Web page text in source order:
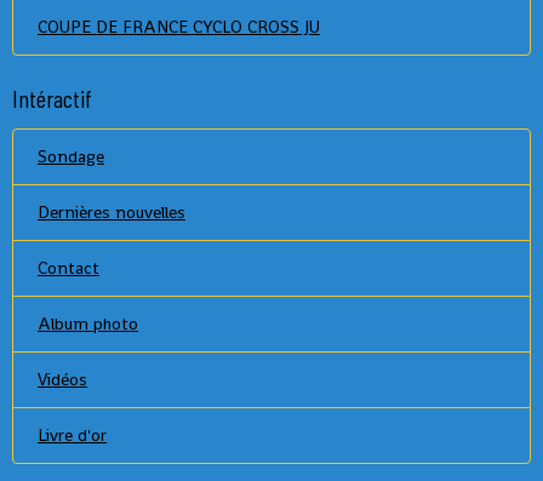
COUPE DE FRANCE CYCLO CROSS JU
Intéractif
Sondage
Dernières nouvelles
Contact
Album photo
Vidéos
Livre d'or